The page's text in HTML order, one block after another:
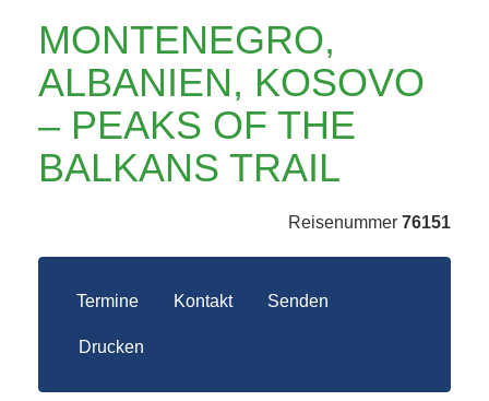
MONTENEGRO,
ALBANIEN, KOSOVO
– PEAKS OF THE
BALKANS TRAIL
Reisenummer 76151
Termine Kontakt Senden
Drucken